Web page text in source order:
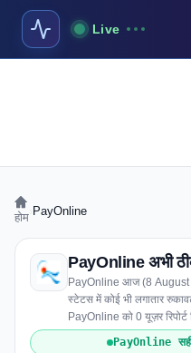
Live
होम PayOnline
PayOnline अभी
PayOnline आज (8 August
स्टेटस में कोई भी लगातार
PayOnline को 0 यूज़र
PayOnline